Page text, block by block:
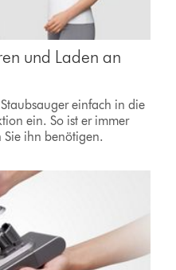
und Laden an
einfach in die
ein. So ist er immer
ihn benötigen.